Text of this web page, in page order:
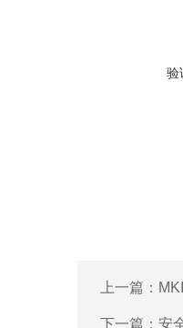
验
上一篇：
下一篇： 安